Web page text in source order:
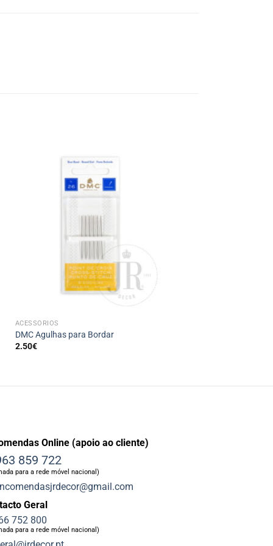
ACESSÓRIOS
DMC Agulhas para Bordar
2.50€
Online (apoio ao cliente)
859 722
para a rede móvel nacional)
Geral
752 800
para a rede móvel nacional)